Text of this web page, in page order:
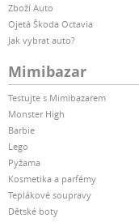
Zboží Auto
Ojetá Škoda Octavia
Jak vybrat auto?
Mimibazar
Testujte s Mimibazarem
Monster High
Barbie
Lego
Pyžama
Kosmetika a parfémy
Teplákové soupravy
Dětské boty